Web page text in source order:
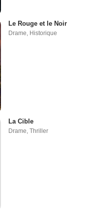
Le Rouge et le Noir
Drame Historique
La Cible
Drame,Thriller